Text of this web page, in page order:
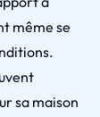
même se
sa maison